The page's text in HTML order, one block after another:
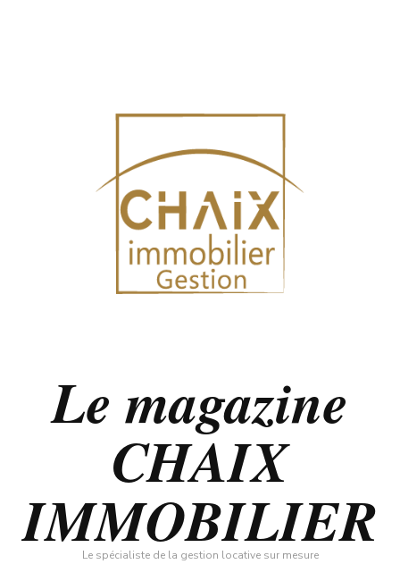
Le magazine
CHAIX
IMMOBILIER
Le spécialiste de la gestion locative sur mesure